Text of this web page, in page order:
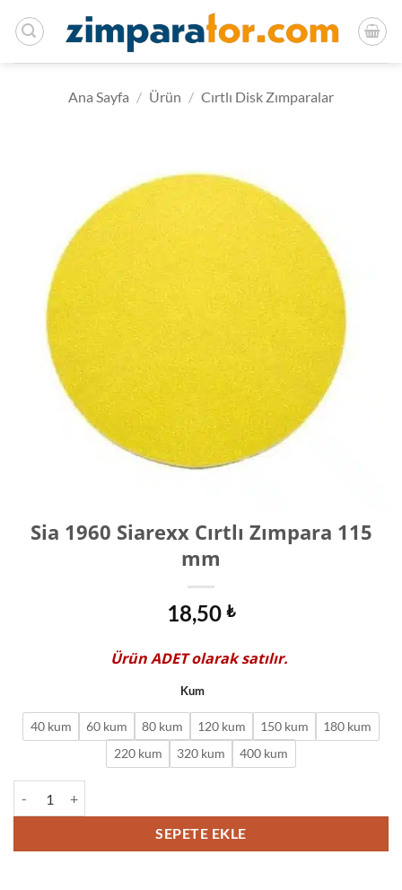
atla
Ana Sayfa / Ürün / Cırtlı Disk Zımparalar
Sia 1960 Siarexx Cırtlı Zımpara 115
mm
18,50 ₺
ÜrünADETolarak satılır.
Kum
40 kum 60 kum 80 kum 120 kum 150 kum
180 kum
220 kum
320 kum 400 kum
SEPETE EKLE